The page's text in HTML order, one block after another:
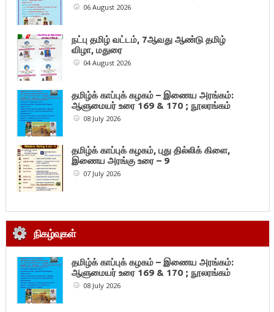
06 August 2026
நட்பு தமிழ் வட்டம், 7ஆவது ஆண்டு தமிழ்
விழா, மதுரை
04 August 2026
தமிழ்க் காப்புக் கழகம் – இணைய அரங்கம்:
ஆளுமையர் உரை 169 & 170 ; நூலரங்கம்
08 July 2026
தமிழ்க் காப்புக் கழகம், புது தில்லிக் கிளை,
இணைய அரங்கு உரை – 9
07 July 2026
நிகழ்வுகள்
தமிழ்க் காப்புக் கழகம் – இணைய அரங்கம்:
ஆளுமையர் உரை 169 & 170 ; நூலரங்கம்
08 July 2026